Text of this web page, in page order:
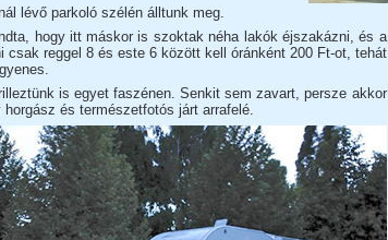
lévő parkoló szélén álltunk meg.
hogy itt máskor is szoktak néha lakók éjszakázni, és a
csak reggel 8 és este 6 között kell óránként 200 Ft-ot, tehát
is egyet faszénen. Senkit sem zavart, persze akkor
és természetfotós járt arrafelé.